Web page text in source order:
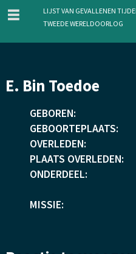
en
inhoud
menu
Lijst van gevallenen
Tweede Wereldoorlog
E. Bin Toedoe
GEBOREN:
GEBOORTEPLAATS:
OVERLEDEN:
PLAATS OVERLEDEN:
ONDERDEEL:
MISSIE: